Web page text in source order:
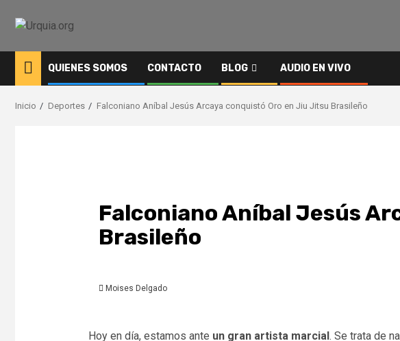
QUIENES SOMOS CONTACTO BLOG AUDIO EN VIVO
Inicio Deportes Falconiano Aníbal Jesús Arcaya conquistó Oro en Jiu Jitsu Brasileño
Falconiano Aníbal Jesús
Brasileño
Moises Delgado
Hoy en día, estamos ante un gran artista marcial . Se trata de